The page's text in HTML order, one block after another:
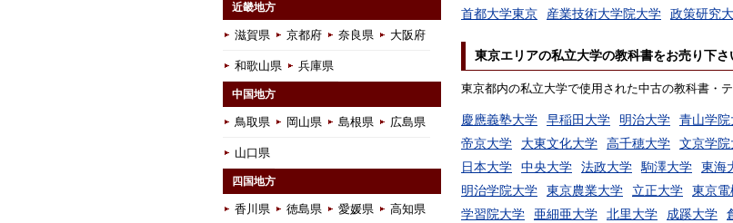
首都大学東京
産業技術大学院大学 政策研究
東京エリアの私立大学の教科書をお売り下さ
東京都内の私立大学で使用された中古の教科書・
慶應義塾大学 早稲田大学 明治大学 青山学院
帝京大学
大東文化大学 高千穂大学 文京学院
日本大学
中央大学 法政大学 駒澤大学 東海
明治学院大学
東京農業大学 立正大学 東京
学習院大学
亜細亜大学 北里大学 成蹊大学
近畿地方
滋賀県 京都府 奈良県 大阪府
和歌山県 兵庫県
中国地方
鳥取県 岡山県 島根県 広島県
山口県
四国地方
香川県 徳島県 愛媛県 高知県